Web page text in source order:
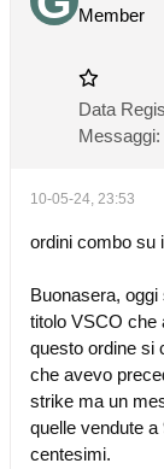
Member
Data
Messaggi:
10-05-24, 23:53
ordini combo su
Buonasera,
titolo VSCO che
questo ordine si
che avevo
strike ma un
quelle vendute
centesimi.